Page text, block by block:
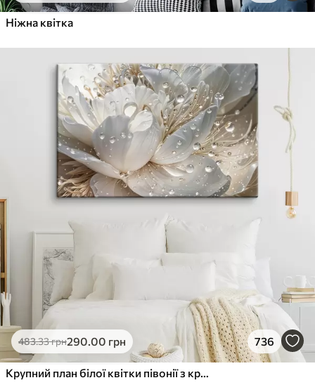
Ніжна квітка
483.33грн290.00 грн 736
Крупний план білої квітки півонії з крапельками води на пелюстках на розмитому фоні